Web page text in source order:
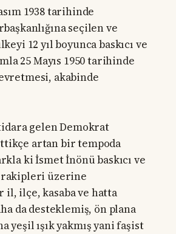
1938 tarihinde
seçilen ve
12 yıl boyunca baskıcı ve
25 Mayıs 1950 tarihinde
akabinde
gelen Demokrat
artan bir tempoda
ki İsmet İnönü baskıcı ve
üzerine
il, ilçe, kasaba ve hatta
da desteklemiş, ön plana
ışık yakmış yani faşist